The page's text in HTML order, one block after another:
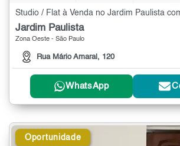
Studio / Flat à Venda no Jardim Paulista
Jardim Paulista
Zona Oeste - São Paulo
Rua Mário Amaral, 120
WhatsApp
Oportunidade